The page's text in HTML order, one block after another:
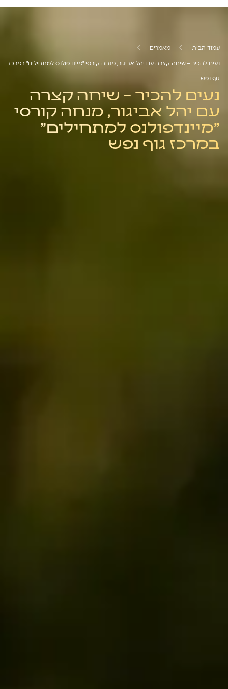
עמוד הבית מאמרים
נעים להכיר – שיחה קצרה עם יהל אביגור, מנחה קורסי "מיינדפולנס למתחילים" במרכז
גוף נפש
נעים להכיר – שיחה קצרה
עם יהל אביגור, מנחה קורסי
"מיינדפולנס למתחילים"
במרכז גוף נפש